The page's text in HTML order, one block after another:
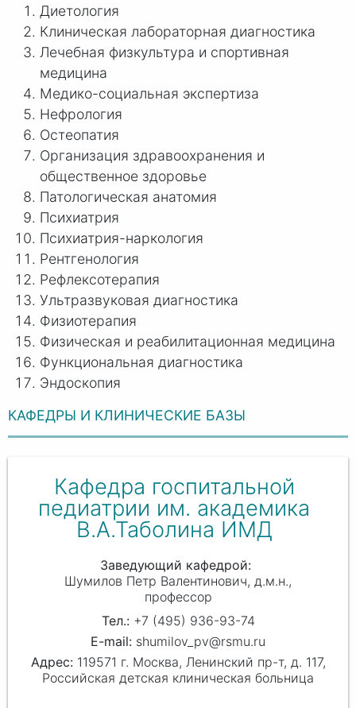
Диетология
Клиническая лабораторная диагностика
Лечебная физкультура и спортивная
медицина
Медико-социальная экспертиза
Нефрология
Остеопатия
Организация здравоохранения и
общественное здоровье
Патологическая анатомия
Психиатрия
Психиатрия-наркология
Рентгенология
Рефлексотерапия
Ультразвуковая диагностика
Физиотерапия
Физическая и реабилитационная медицина
Функциональная диагностика
Эндоскопия
КАФЕДРЫ И КЛИНИЧЕСКИЕ БАЗЫ
Кафедра госпитальной
педиатрии им. академика
В.А.Таболина ИМД
Заведующий кафедрой
Шумилов Петр Валентинович д.м.н.,
профессор
+7 (495) 936-93-74
shumilov_pv@rsmu.ru
119571 г. Москва, Ленинский пр-т, д. 117,
Российская детская клиническая больница